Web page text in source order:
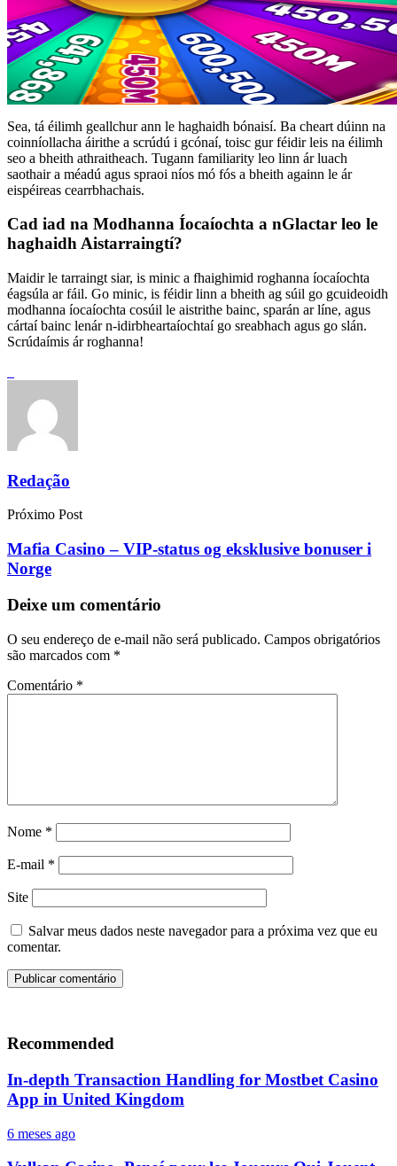
Sea, tá éilimh geallchur ann le haghaidh bónaisí. Ba cheart dúinn na
coinníollacha áirithe a scrúdú i gcónaí, toisc gur féidir leis na éilimh
seo a bheith athraitheach. Tugann familiarity leo linn ár luach
saothair a méadú agus spraoi níos mó fós a bheith againn le ár
eispéireas cearrbhachais.
Cad iad na Modhanna Íocaíochta a nGlactar leo le
haghaidh Aistarraingtí?
Maidir le tarraingt siar, is minic a fhaighimid roghanna íocaíochta
éagsúla ar fáil. Go minic, is féidir linn a bheith ag súil go gcuideoidh
modhanna íocaíochta cosúil le aistrithe bainc, sparán ar líne, agus
cártaí bainc lenár n-idirbheartaíochtaí go sreabhach agus go slán.
Scrúdaímis ár roghanna!
Redação
Próximo Post
Mafia Casino – VIP-status og eksklusive bonuser i
Norge
Deixe um comentário
O seu endereço de e-mail não será publicado. Campos obrigatórios
são marcados com *
Comentário *
Nome *
E-mail *
Site
Salvar meus dados neste navegador para a próxima vez que eu
comentar.
Recommended
In-depth Transaction Handling for Mostbet Casino
App in United Kingdom
6 meses ago